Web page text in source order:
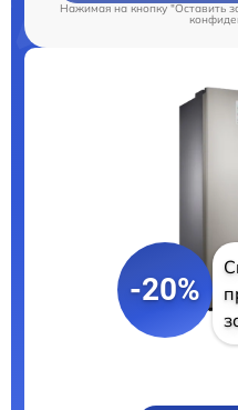
Нажимая на кнопку "Оставить
-20%